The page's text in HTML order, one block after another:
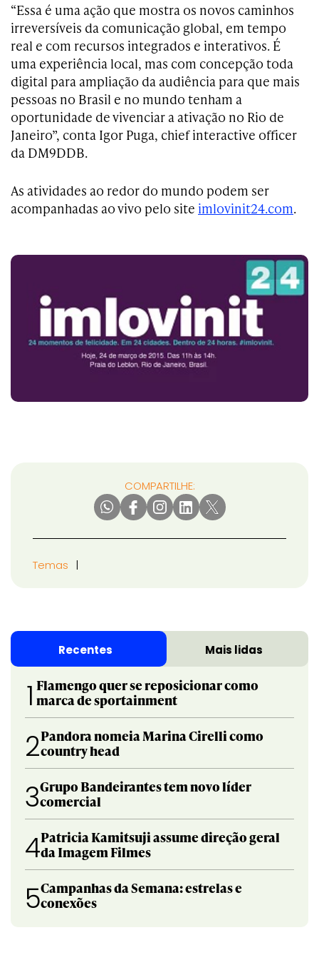
“Essa é uma ação que mostra os novos caminhos
irreversíveis da comunicação global, em tempo
real e com recursos integrados e interativos. É
uma experiência local, mas com concepção toda
digital para ampliação da audiência para que mais
pessoas no Brasil e no mundo tenham a
oportunidade de vivenciar a ativação no Rio de
Janeiro”, conta Igor Puga, chief interactive officer
da DM9DDB.
As atividades ao redor do mundo podem ser
acompanhadas ao vivo pelo site imlovinit24.com.
COMPARTILHE:
Temas
Recentes Mais lidas
1 Flamengo quer se reposicionar como
marca de sportainment
2Pandora nomeia Marina Cirelli como
country head
3Grupo Bandeirantes tem novo líder
comercial
4Patricia Kamitsuji assume direção geral
da Imagem Filmes
5Campanhas da Semana: estrelas e
conexões